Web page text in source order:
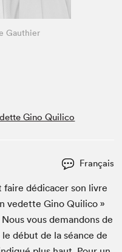
Gauthier
Gino Quilico
Français
dédi­cac­er son livre
vedette Gino Quil­i­co »
Nous vous deman­dons de
début de la séance de